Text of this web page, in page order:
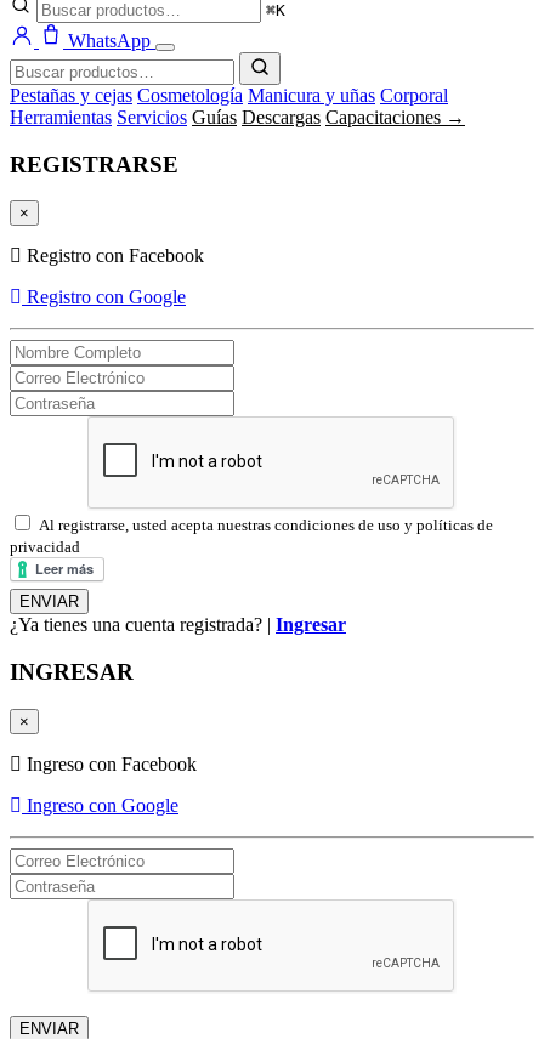
⌘K
WhatsApp
Pestañas y cejas Cosmetología Manicura y uñas Corporal
Herramientas Servicios Guías Descargas Capacitaciones →
REGISTRARSE
×
Registro con Facebook
Registro con Google
Al registrarse, usted acepta nuestras condiciones de uso y políticas de
privacidad
¿Ya tienes una cuenta registrada? | Ingresar
INGRESAR
×
Ingreso con Facebook
Ingreso con Google